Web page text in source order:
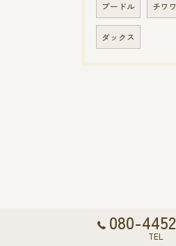
プードル チワワ
ダックス
080-
TEL